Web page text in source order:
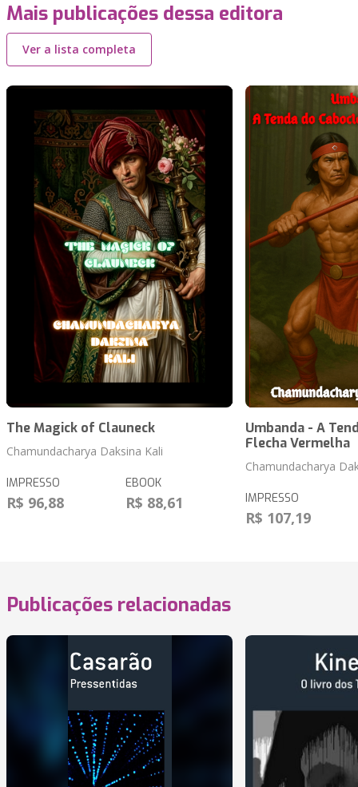
Mais publicações dessa editora
Ver a lista completa
The Magick of Clauneck
Chamundacharya Daksina Kali
IMPRESSO
R$ 96,88
EBOOK
R$ 88,61
Umbanda - A
Flecha Vermelha
Chamundacharya
IMPRESSO
R$ 107,19
Publicações relacionadas